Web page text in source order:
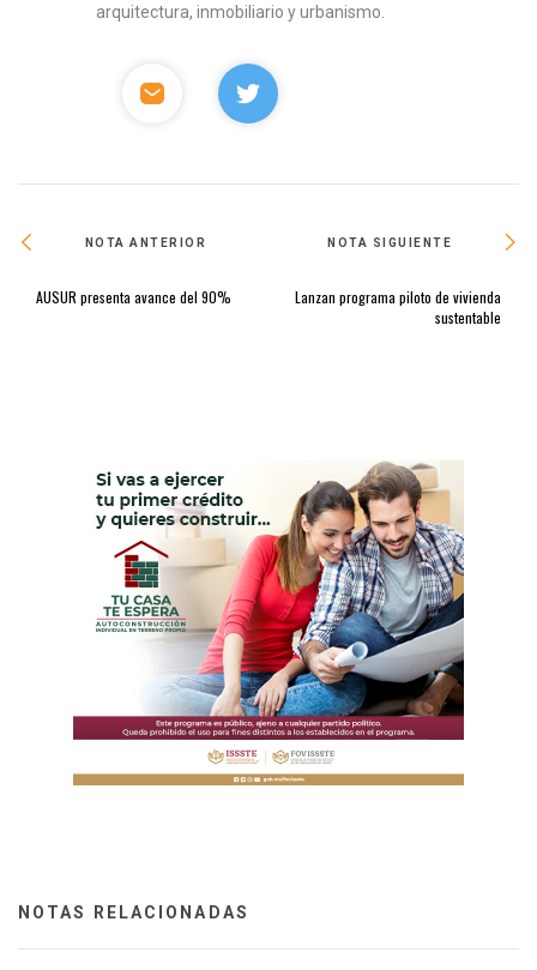
arquitectura, inmobiliario y urbanismo.
NOTA ANTERIOR
AUSUR presenta avance del 90%
NOTA SIGUIENTE
Lanzan programa piloto de vivienda
sustentable
NOTAS RELACIONADAS